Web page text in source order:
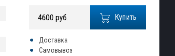
Купить
4600 руб.
Доставка
Самовывоз